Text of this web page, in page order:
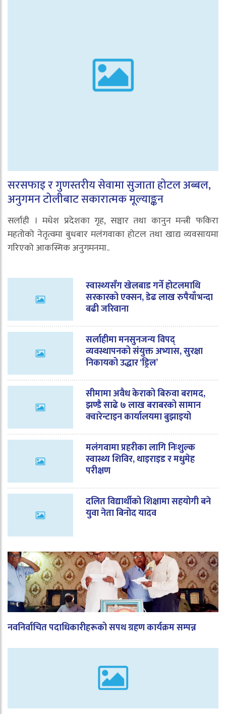
सरसफाइ र गुणस्तरीय सेवामा सुजाता होटल अब्बल,
अनुगमन टोलीबाट सकारात्मक मूल्याङ्कन
सर्लाही । मधेश प्रदेशका गृह, सञ्चार तथा कानुन मन्त्री फकिरा
महतोको नेतृत्वमा बुधबार मलंगवाका होटल तथा खाद्य व्यवसायमा
गरिएको आकस्मिक अनुगमनमा..
स्वास्थ्यसँग खेलबाड गर्ने होटलमाथि
सरकारको एक्सन, डेढ लाख रुपैयाँभन्दा
बढी जरिवाना
सर्लाहीमा मनसुनजन्य विपद्
व्यवस्थापनको संयुक्त अभ्यास, सुरक्षा
निकायको उद्धार ‘ड्रिल’
सीमामा अवैध केराको बिरुवा बरामद,
झण्डै साढे ७ लाख बराबरको सामान
क्वारेन्टाइन कार्यालयमा बुझाइयो
मलंगवामा प्रहरीका लागि निःशुल्क
स्वास्थ्य शिविर, थाइराइड र मधुमेह
परीक्षण
दलित विद्यार्थीको शिक्षामा सहयोगी बने
युवा नेता बिनोद यादव
नवनिर्वाचित पदाधिकारीहरूको सपथ ग्रहण कार्यक्रम सम्पन्न